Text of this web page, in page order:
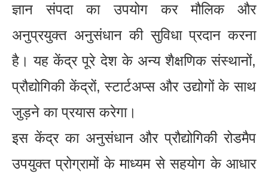
ज्ञान संपदा का उपयोग कर मौलिक और
अनुप्रयुक्त अनुसंधान की सुविधा प्रदान करना
है। यह केंद्र पूरे देश के अन्य शैक्षणिक संस्थानों,
प्रौद्योगिकी केंद्रों, स्टार्टअप्स और उद्योगों के साथ
जुड़ने का प्रयास करेगा।
इस केंद्र का अनुसंधान और प्रौद्योगिकी रोडमैप
उपयुक्त प्रोग्रामों के माध्यम से सहयोग के आधार